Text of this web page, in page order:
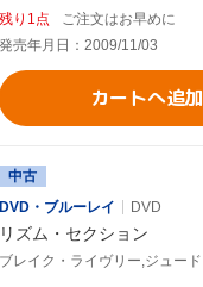
残り1点
ご注文はお早めに
発売年月日：2009/11/03
カートへ追加
中古
DVD・ブルーレイ
DVD
リズム・セクション